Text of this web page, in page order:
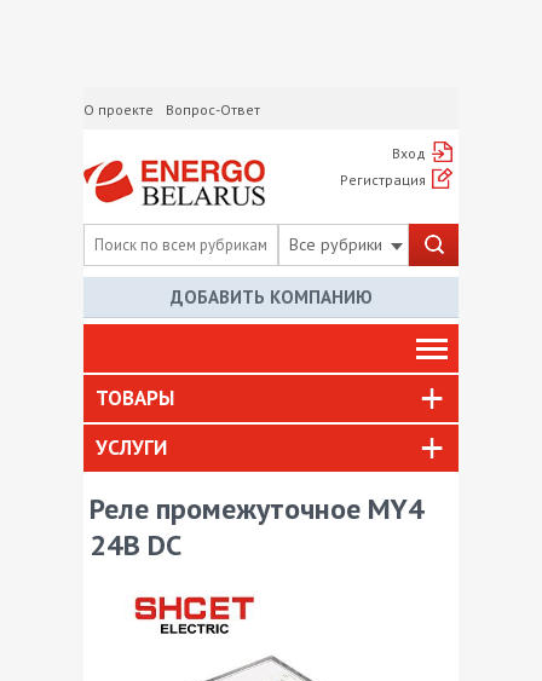
О проекте Вопрос-Ответ
Вход
Регистрация
Все рубрики
ДОБАВИТЬ КОМПАНИЮ
ТОВАРЫ
УСЛУГИ
Реле промежуточное MY4
24В DС